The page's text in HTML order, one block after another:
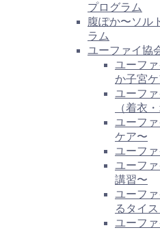
プログラム
腹ぽか〜ソル
ラム
ユーファイ協
ユーフ
か子宮
ユーフ
（着衣
ユーフ
ケア〜
ユーフ
ユーフ
講習〜
ユーフ
るタイ
ユーフ